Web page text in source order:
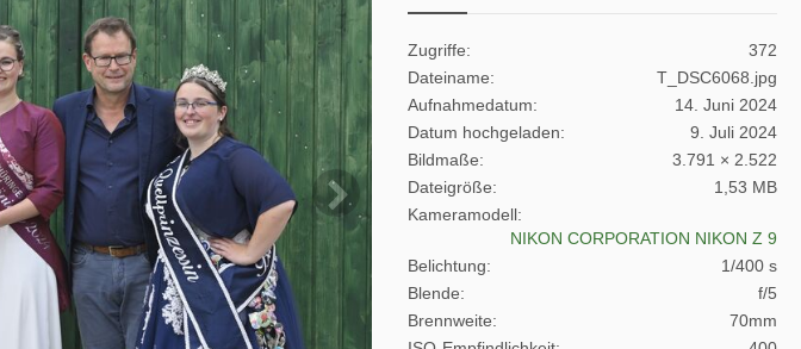
Zugriffe
372
Dateiname
T_DSC6068.jpg
Aufnahmedatum
14. Juni 2024
Datum hochgeladen
9. Juli 2024
Bildmaße
3.791 × 2.522
Dateigröße
1,53 MB
Kameramodell
NIKON CORPORATION NIKON Z 9
Belichtung
1/400 s
Blende
f/5
Brennweite
70mm